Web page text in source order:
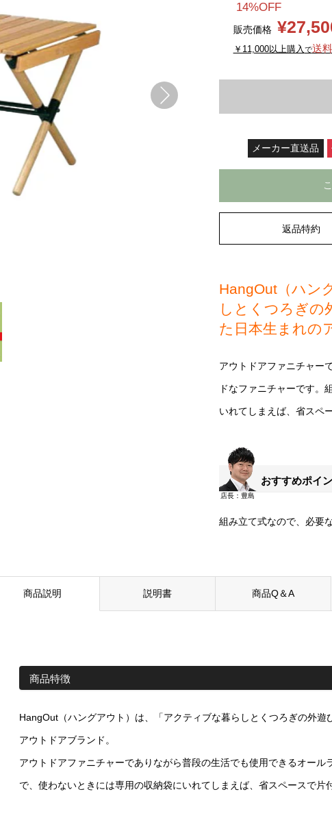
14%OFF
販売価格
￥11,000以上購入で送
メーカー直送品
返品特約
HangOut（ハン
しとくつろぎの
た日本生まれの
アウトドアファニチャー
ドなファニチャーです。
いれてしまえば、省スペ
おすすめポイ
組み立て式なので、必要
商品説明 説明書 商品Q＆A
商品特徴
HangOut（ハングアウト）は、「アクティブな暮らしとくつろぎの外
アウトドアブランド。
アウトドアファニチャーでありながら普段の生活でも使用できるオー
で、使わないときには専用の収納袋にいれてしまえば、省スペースで片